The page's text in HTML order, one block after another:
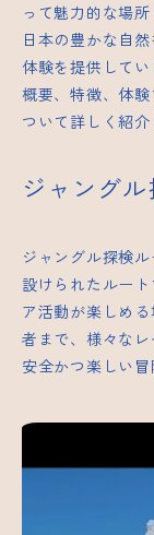
って魅力的な場
日本の豊かな自
体験を提供して
概要、特徴、体
ついて詳しく紹介
ジャング
ジャングル探検
設けられたルー
ア活動が楽しめ
者まで、様々なレ
安全かつ楽しい冒